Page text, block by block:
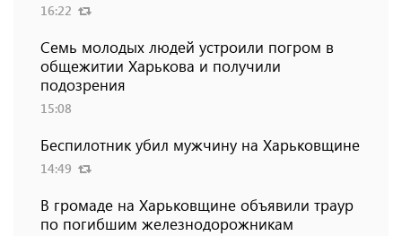
16:22
Семь молодых людей устроили погром в
общежитии Харькова и получили
подозрения
15:08
Беспилотник убил мужчину на Харьковщине
14:49
В громаде на Харьковщине объявили траур
по погибшим железнодорожникам